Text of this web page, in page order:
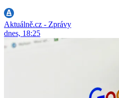
Aktuálně.cz - Zprávy
dnes, 18:25